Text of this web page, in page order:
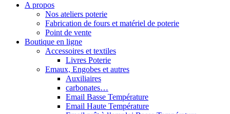
A propos
Nos ateliers poterie
Fabrication de fours et matériel de poterie
Point de vente
Boutique en ligne
Accessoires et textiles
Livres Poterie
Emaux, Engobes et autres
Auxiliaires
carbonates…
Email Basse Température
Email Haute Température